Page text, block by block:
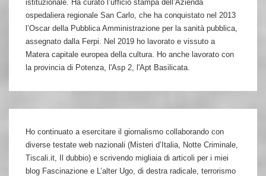
istituzionale. Ha curato l’ufficio stampa dell’Azienda
ospedaliera regionale San Carlo, che ha conquistato nel 2013
l’Oscar della Pubblica Amministrazione per la sanità pubblica,
assegnato dalla Ferpi. Nel 2019 ho lavorato e vissuto a
Matera capitale europea della cultura. Ho anche lavorato con
la provincia di Potenza, l'Asp 2, l'Apt Basilicata.
Ho continuato a esercitare il giornalismo collaborando con
diverse testate web nazionali (Misteri d’Italia, Notte Criminale,
Tiscali.it, Il dubbio) e scrivendo migliaia di articoli per i miei
blog Fascinazione e L’alter Ugo, di destra radicale, terrorismo